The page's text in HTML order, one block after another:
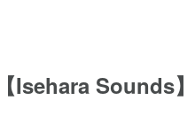
Isehara Sounds